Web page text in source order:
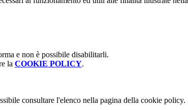
e non è possibile disabilitarli.
la COOKIE POLICY.
consultare l'elenco nella pagina della cookie policy.